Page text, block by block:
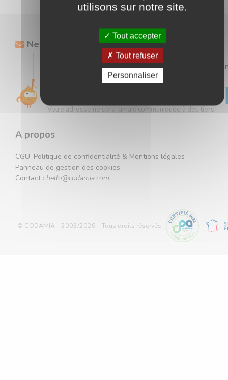
Newsletter
Gardez un œil sur toutes nos offres en vous inscrivant à
Votre adresse ne sera jamais communiquée à des tiers.
A propos
CGU, Politique de confidentialité & Mentions légales
Panneau de gestion des cookies
Contact : hello@codamia.com
© CODAMIA – 2003/2026 – Tous droits réservés
utilisons sur notre site.
Tout accepter
Tout refuser
Personnaliser